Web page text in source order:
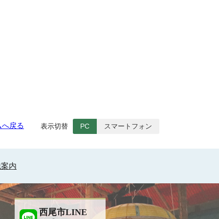
戻る 表示切替 PC スマートフォン
内
西尾市LINE